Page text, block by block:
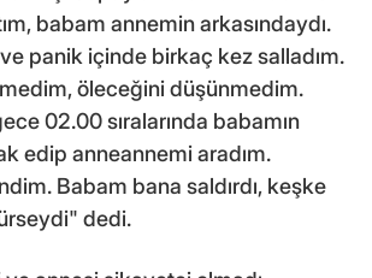
babam annemin arkasındaydı.
panik içinde birkaç kez salladım.
öleceğini düşünmedim.
02.00 sıralarında babamın
edip anneannemi aradım.
Babam bana saldırdı, keşke
dedi.